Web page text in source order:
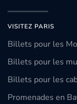
VISITEZ PARIS
Billets pour les
Billets pour les
Billets pour les
Promenades en